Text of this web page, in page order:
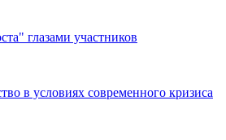
глазами участников
в условиях современного кризиса